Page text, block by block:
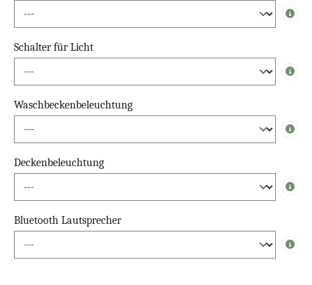
Info
Schalter für Licht
Info
Waschbeckenbeleuchtung
Info
Deckenbeleuchtung
Info
Bluetooth Lautsprecher
Info